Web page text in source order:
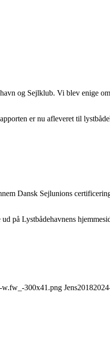
og Sejlklub. Vi blev enige
er nu afleveret til
Dansk Sejlunions
på Lystbådehavnens
w.fw_-300x41.png Jens2018